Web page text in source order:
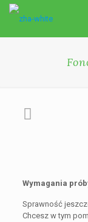
Wymagania
Sprawność
Chcesz w tym